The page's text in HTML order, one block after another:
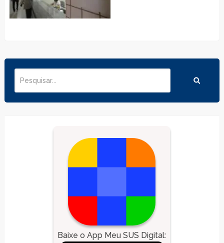
Baixe o App Meu SUS Digital: